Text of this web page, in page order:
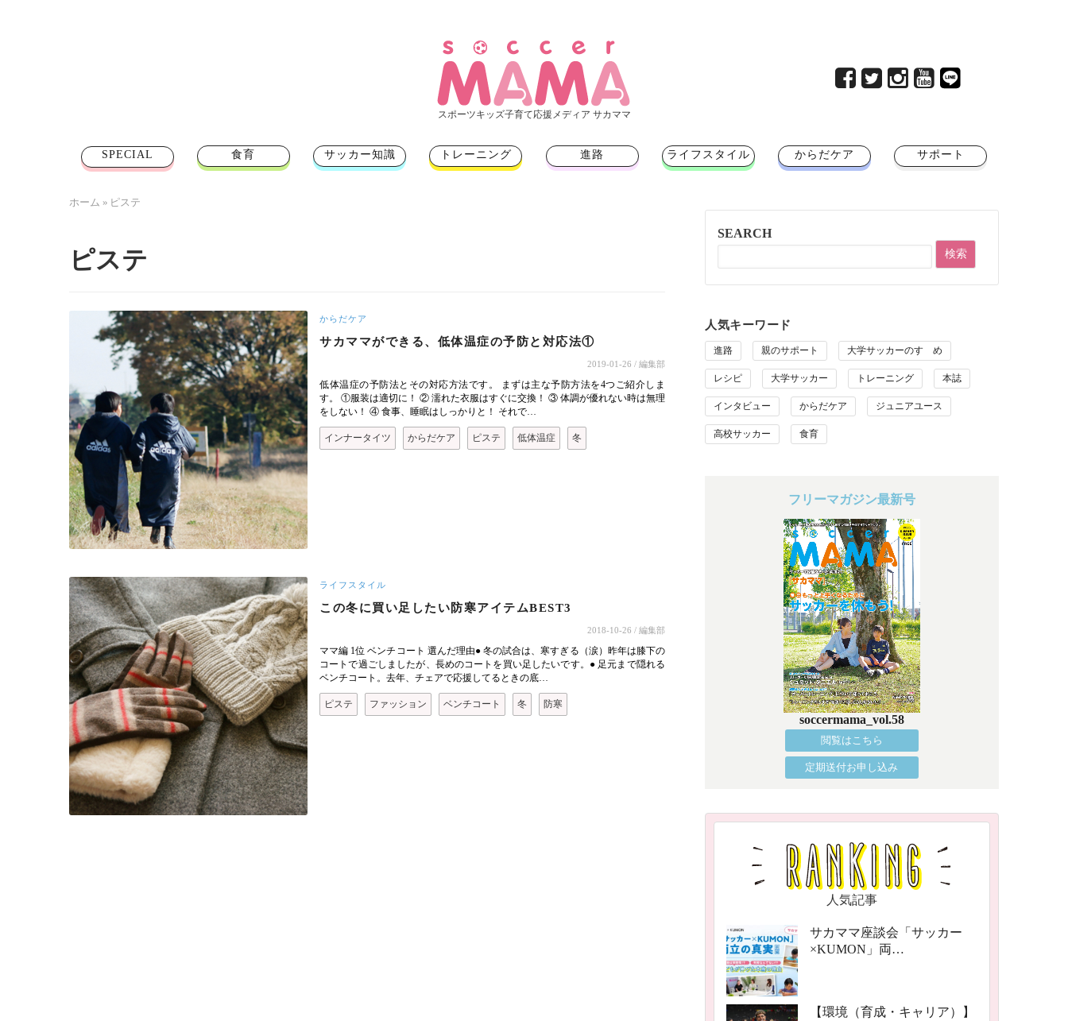
スポーツキッズ子育て応援メディア サカママ
SPECIAL 食育 サッカー知識 トレーニング 進路 ライフスタイル からだケア サポート
ホーム » ピステ
ピステ
からだケア
サカママができる、低体温症の予防と対応法①
2019-01-26 / 編集部
低体温症の予防法とその対応方法です。 まずは主な予防方法を4つご紹介しま
す。 ①服装は適切に！ ② 濡れた衣服はすぐに交換！ ③ 体調が優れない時は無理
をしない！ ④ 食事、睡眠はしっかりと！ それで…
インナータイツ からだケア ピステ 低体温症 冬
ライフスタイル
この冬に買い足したい防寒アイテムBEST3
2018-10-26 / 編集部
ママ編 1位 ベンチコート 選んだ理由● 冬の試合は、寒すぎる（涙）昨年は膝下の
コートで過ごしましたが、長めのコートを買い足したいです。● 足元まで隠れる
ベンチコート。去年、チェアで応援してるときの底…
ピステ ファッション ベンチコート 冬 防寒
SEARCH
人気キーワード
進路 親のサポート 大学サッカーのすゝめ
レシピ 大学サッカー トレーニング 本誌
インタビュー からだケア ジュニアユース
高校サッカー 食育
フリーマガジン最新号
soccermama_vol.58
閲覧はこちら
定期送付お申し込み
人気記事
サカママ座談会「サッカー
×KUMON」両…
【環境（育成・キャリア）】